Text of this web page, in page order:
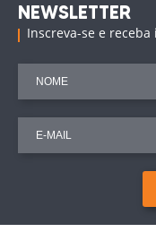
NEWSLETTER
Inscreva-se e